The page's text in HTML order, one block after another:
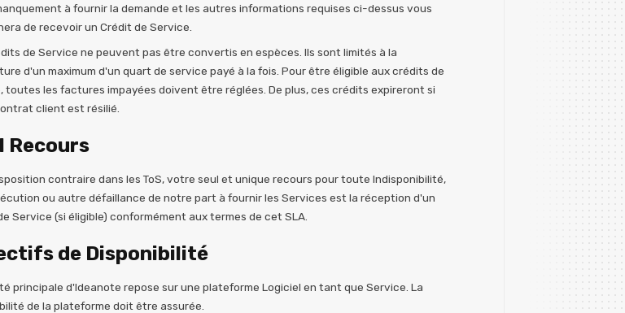
à fournir la demande et les autres informations requises ci-dessus vous
de recevoir un Crédit de Service.
de Service ne peuvent pas être convertis en espèces. Ils sont limités à la
d'un maximum d'un quart de service payé à la fois. Pour être éligible aux crédits de
toutes les factures impayées doivent être réglées. De plus, ces crédits expireront si
client est résilié.
Recours
contraire dans les ToS, votre seul et unique recours pour toute Indisponibilité,
ou autre défaillance de notre part à fournir les Services est la réception d'un
Service (si éligible) conformément aux termes de cet SLA.
de Disponibilité
principale d'Ideanote repose sur une plateforme Logiciel en tant que Service. La
de la plateforme doit être assurée.